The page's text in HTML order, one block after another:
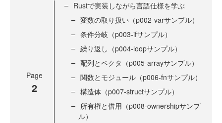
Page
2
Rustで実装しながら言語仕様を学ぶ
変数の取り扱い（p002-varサンプル）
条件分岐（p003-ifサンプル）
繰り返し（p004-loopサンプル）
配列とベクタ（p005-arrayサンプル）
関数とモジュール（p006-fnサンプル）
構造体（p007-structサンプル）
所有権と借用（p008-ownershipサンプ
ル）